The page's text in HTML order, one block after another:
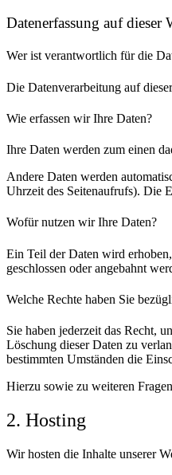
Datenerfassung auf dieser
Wer ist verantwortlich für die
Die Datenverarbeitung auf
Wie erfassen wir Ihre Daten?
Ihre Daten werden zum einen
Andere Daten werden
Uhrzeit des Seitenaufrufs). Die
Wofür nutzen wir Ihre Daten?
Ein Teil der Daten wird
geschlossen oder angebahnt
Welche Rechte haben Sie
Sie haben jederzeit das Recht,
Löschung dieser Daten zu
bestimmten Umständen die
Hierzu sowie zu weiteren
2. Hosting
Wir hosten die Inhalte unserer